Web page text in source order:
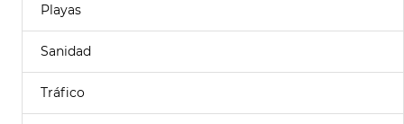
Playas
Sanidad
Tráfico